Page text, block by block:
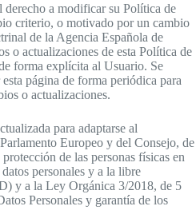
derecho a modificar su Política de
criterio, o motivado por un cambio
de la Agencia Española de
o actualizaciones de esta Política de
forma explícita al Usuario. Se
página de forma periódica para
o actualizaciones.
para adaptarse al
Europeo y del Consejo, de
de las personas físicas en
personales y a la libre
y a la Ley Orgánica 3/2018, de 5
Personales y garantía de los